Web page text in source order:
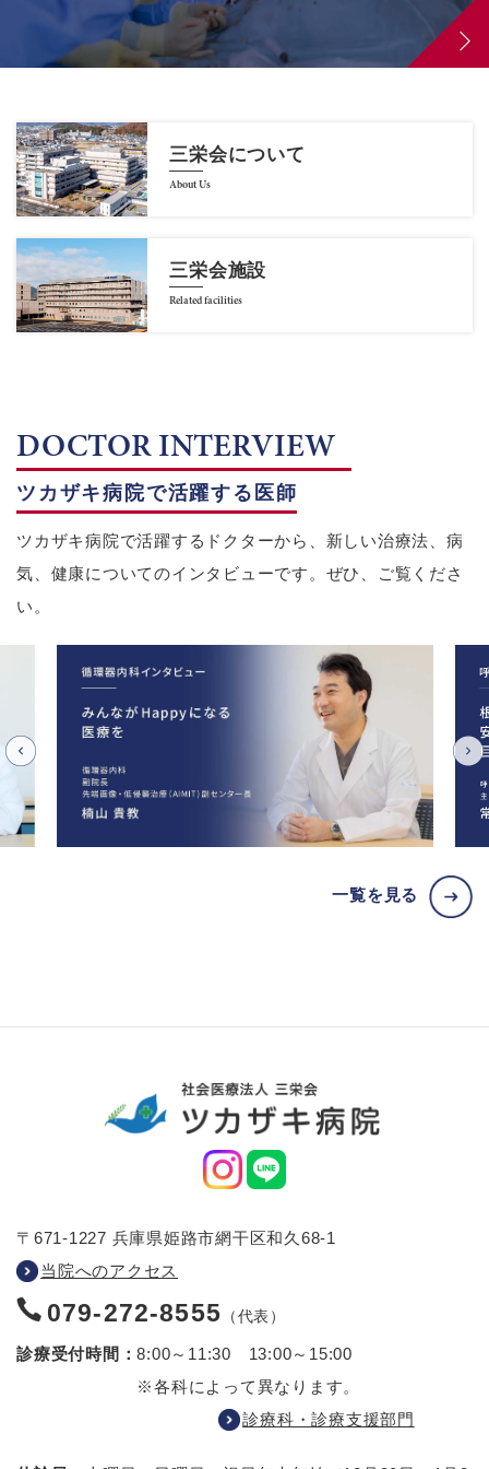
三栄会について
About Us
三栄会施設
Related facilities
DOCTOR INTERVIEW
ツカザキ病院で活躍する医師
ツカザキ病院で活躍するドクターから、新しい治療法、病
気、健康についてのインタビューです。ぜひ、ご覧くださ
い。
一覧を見る
〒671-1227 兵庫県姫路市網干区和久68-1
当院へのアクセス
079-272-8555 （代表）
診療受付時間：8:00～11:30 13:00～15:00
※各科によって異なります。
診療科・診療支援部門